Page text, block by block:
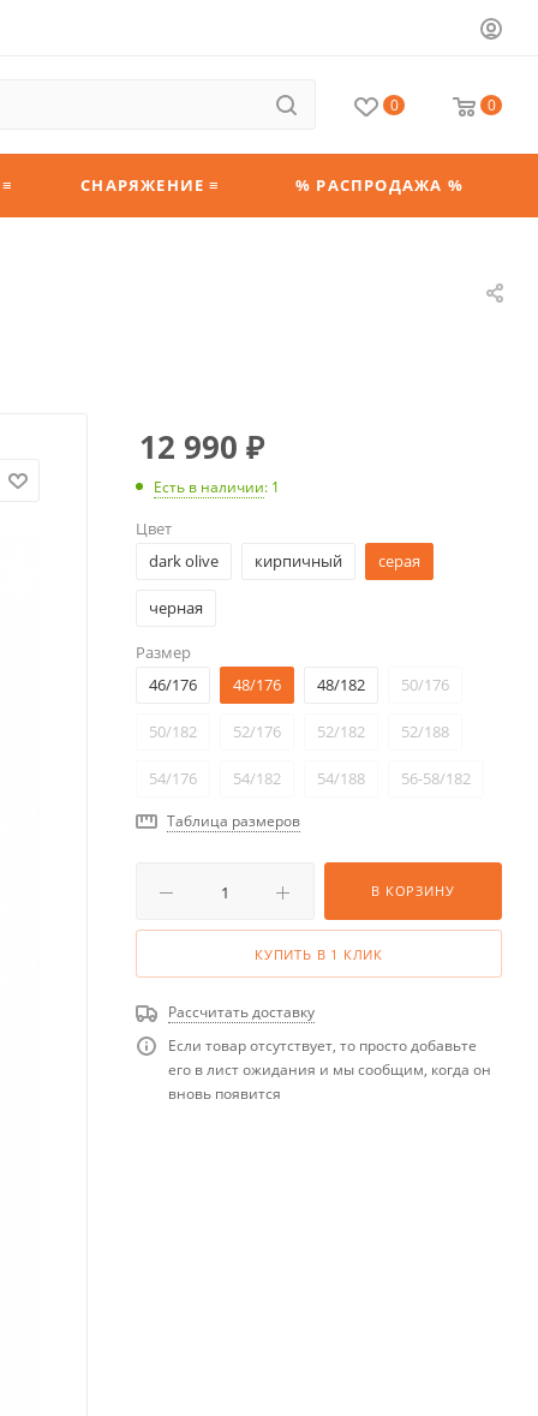
0 0
СНАРЯЖЕНИЕ ≡ % РАСПРОДАЖА %
12 990 ₽
Есть в наличии: 1
Цвет
dark olive
кирпичный серая
черная
Размер
46/176
48/176 48/182 50/176
50/182 52/176 52/182 52/188
54/176 54/182 54/188 56-58/182
Таблица размеров
В КОРЗИНУ
КУПИТЬ В 1 КЛИК
Рассчитать доставку
Если товар отсутствует, то просто добавьте
его в лист ожидания и мы сообщим, когда он
вновь появится